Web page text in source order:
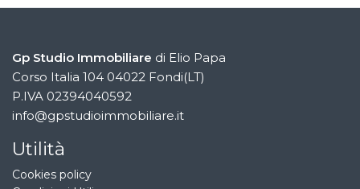
Gp Studio Immobiliare di Elio Papa
Corso Italia 104 04022 Fondi(LT)
P.IVA 02394040592
info@gpstudioimmobiliare.it
Utilità
Cookies policy